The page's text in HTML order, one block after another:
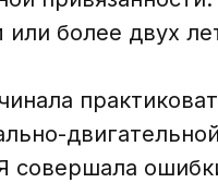
или более двух
совершала